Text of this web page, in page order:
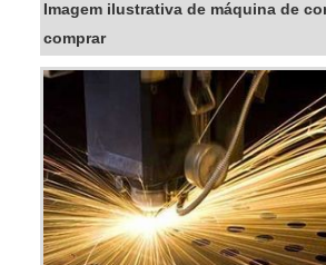
Imagem ilustrativa de máquina de
comprar